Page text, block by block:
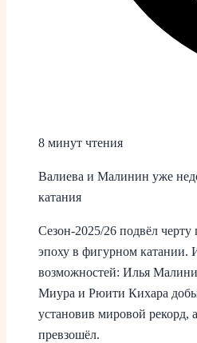
8 минут чтения
Валиева и Малинин уже
катания
Сезон‑2025/26 подвёл
эпоху в фигурном катании.
возможностей: Илья
Миура и Рюити Кихара
установив мировой рекорд,
превзошёл.